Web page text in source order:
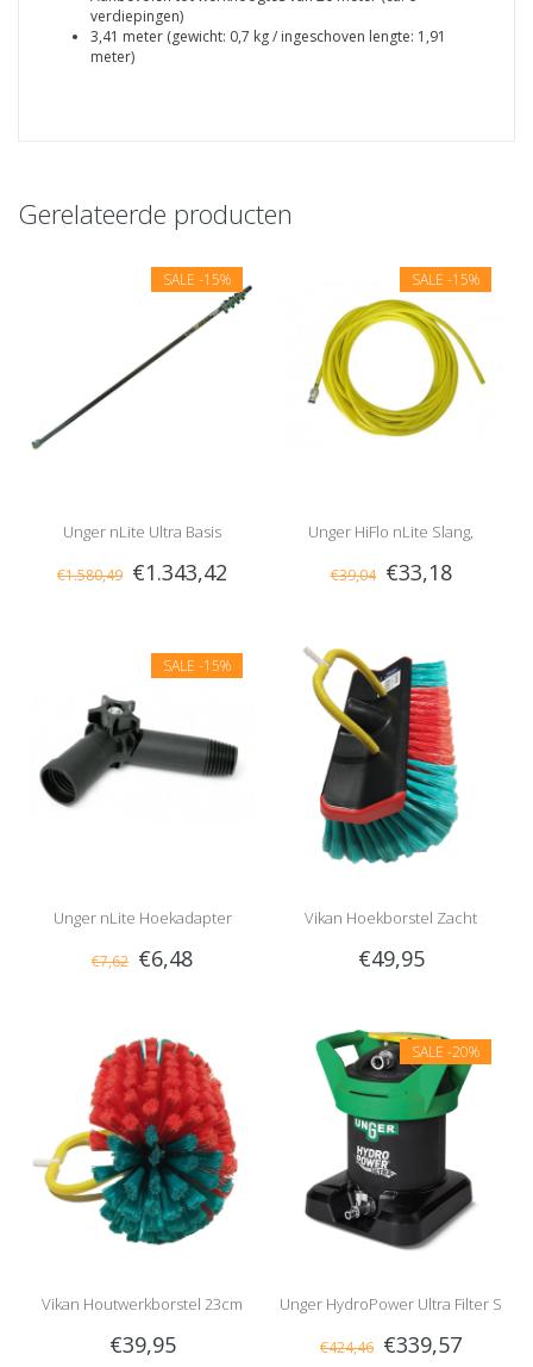
verdiepingen)
3,41 meter (gewicht: 0,7 kg / ingeschoven lengte: 1,91
meter)
Gerelateerde producten
SALE -15%
Unger nLite Ultra Basis
Telescoopsteel
€1.580,49 €1.343,42
SALE -15%
Unger HiFlo nLite Slang,
Compleet
€39,04 €33,18
SALE -15%
Unger nLite Hoekadapter
€7,62 €6,48
Vikan Hoekborstel Zacht
€49,95
Vikan Houtwerkborstel 23cm
€39,95
SALE -20%
Unger HydroPower Ultra Filter S
€424,46 €339,57